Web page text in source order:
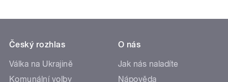
Český rozhlas
Válka na Ukrajině
Komunální volby
O nás
Jak nás naladíte
Nápověda